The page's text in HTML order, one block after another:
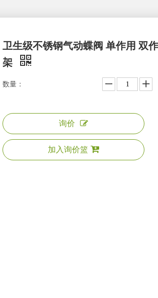
卫生级不锈钢气动蝶阀 单作用 双
架
数量：
询价
加入询价篮